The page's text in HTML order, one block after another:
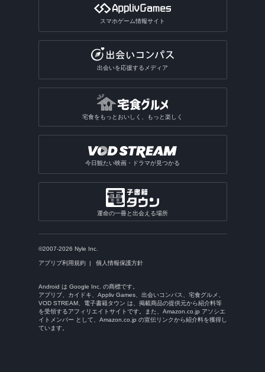
スマホゲーム情報サイト
出会いを応援するメディア
宅食をもっとおいしく、もっと楽しく
今日観たい映画・ドラマが見つかる
運命の一冊と出会える場所
©2007-2026 Nyle Inc.
アプリブ利用規約 個人情報保護方針
Android は Google Inc. の商標です。
アプリブ、カイドキ、Appliv Games、出会いコンパス、宅食グルメ、
VOD STREAM、電子書籍タウン は、掲載商品の提供元から紹介料等
を受領するアフィリエイトサイトです。また、Amazon.co.jp アソシエ
イトメンバー として、Amazon.co.jp の宣伝リンクから紹介料を獲得し
ています。